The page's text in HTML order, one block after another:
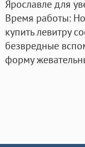
Ярославле для
Время работы:
купить левитру
безвредные
форму